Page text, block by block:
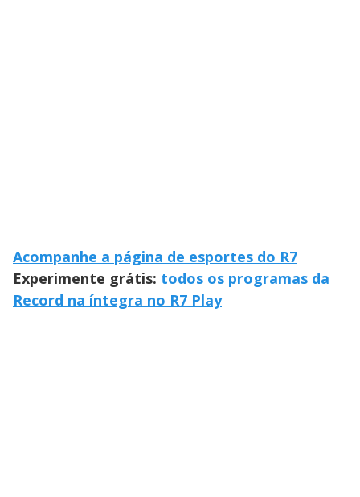
Acompanhe a página de esportes do R7
Experimente grátis: todos os programas da
Record na íntegra no R7 Play